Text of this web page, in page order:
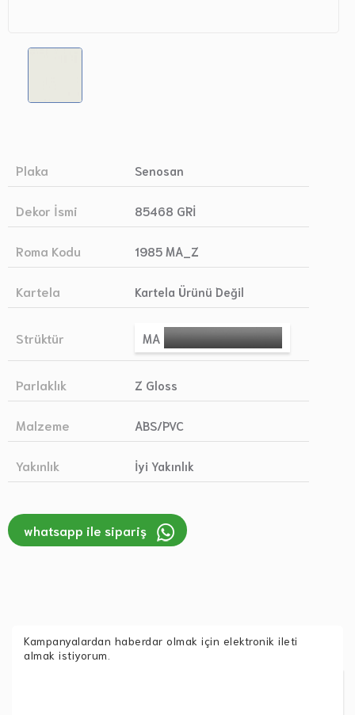
Plaka Senosan
Dekor İsmi 85468 GRİ
Roma Kodu 1985 MA_Z
Kartela Kartela Ürünü Değil
Strüktür MA
Parlaklık Z Gloss
Malzeme ABS/PVC
Yakınlık İyi Yakınlık
whatsapp ile sipariş
Kampanyalardan haberdar olmak için elektronik ileti
almak istiyorum.